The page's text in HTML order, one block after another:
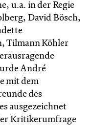
u.a. in der Regie
David Bösch,
Tilmann Köhler
André
mit dem
des
ausgezeichnet
Kritikerumfrage